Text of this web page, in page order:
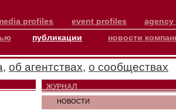
profiles event profiles agency
публикации новости
, об агентствах, о сообществах
ЖУРНАЛ
НОВОСТИ